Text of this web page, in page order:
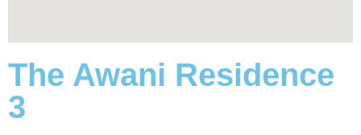
The Awani Residence
3